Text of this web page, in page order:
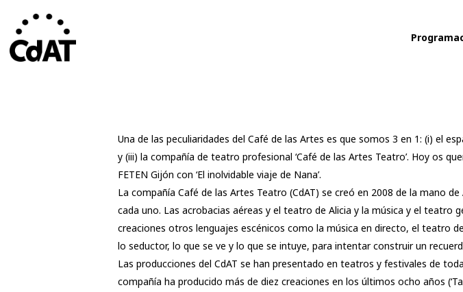
main
content
Una de las peculiaridades del Café de las Artes es que somos 3 en 1: (i) el
y (iii) la compañía de teatro profesional ‘Café de las Artes Teatro’. Hoy os
FETEN Gijón con ‘El inolvidable viaje de Nana’.
La compañía Café de las Artes Teatro (CdAT) se creó en 2008 de la mano
cada uno. Las acrobacias aéreas y el teatro de Alicia y la música y el teatro
creaciones otros lenguajes escénicos como la música en directo, el teatro
lo seductor, lo que se ve y lo que se intuye, para intentar construir un
Las producciones del CdAT se han presentado en teatros y festivales de
compañía ha producido más de diez creaciones en los últimos ocho años